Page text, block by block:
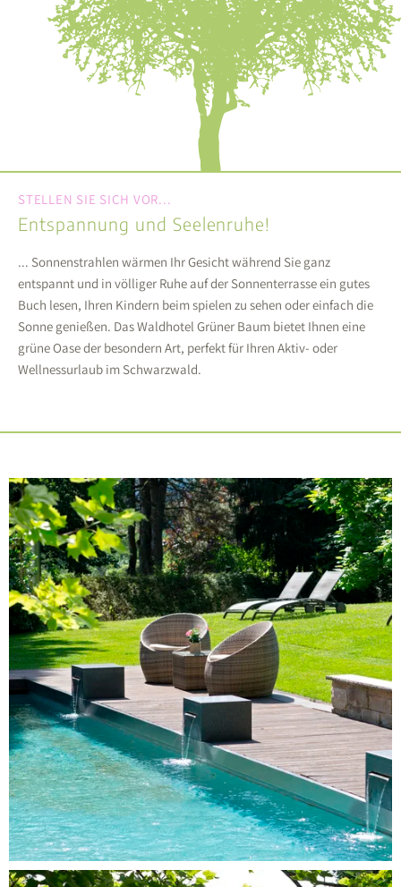
STELLEN SIE SICH VOR...
Entspannung und Seelenruhe!
... Sonnenstrahlen wärmen Ihr Gesicht während Sie ganz
entspannt und in völliger Ruhe auf der Sonnenterrasse ein gutes
Buch lesen, Ihren Kindern beim spielen zu sehen oder einfach die
Sonne genießen. Das Waldhotel Grüner Baum bietet Ihnen eine
grüne Oase der besondern Art, perfekt für Ihren Aktiv- oder
Wellnessurlaub im Schwarzwald.